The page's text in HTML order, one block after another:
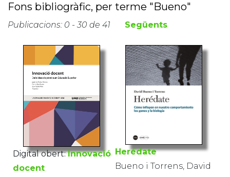
Fons bibliogràfic, per terme "Bueno"
Publicacions: 0 - 30 de 41 Següents
Digital obert: Innovació
docent
Herédate
Bueno i Torrens, David